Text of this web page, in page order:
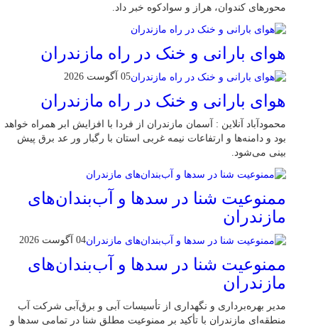
محور‌های کندوان، هراز و سوادکوه خبر داد.
هوای بارانی و خنک در راه مازندران
05 آگوست 2026
هوای بارانی و خنک در راه مازندران
محمودآباد آنلاین : آسمان مازندران از فردا با افزایش ابر همراه خواهد
بود و دامنه‌ها و ارتفاعات نیمه غربی استان با رگبار ور عد برق پیش
بینی می‌شود.
ممنوعیت شنا در سدها و آب‌بندان‌‌های
مازندران
04 آگوست 2026
ممنوعیت شنا در سدها و آب‌بندان‌‌های
مازندران
مدیر بهره‌برداری و نگهداری از تأسیسات آبی و برق‌آبی شرکت آب
منطقه‌ای مازندران با تأکید بر ممنوعیت مطلق شنا در تمامی سدها و